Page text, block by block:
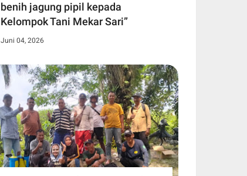
benih jagung pipil kepada
Kelompok Tani Mekar Sari”
Juni 04, 2026